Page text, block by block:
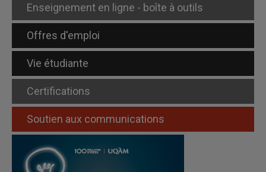
Enseignement en ligne - boîte à outils
Offres d'emploi
Vie étudiante
Certifications
Soutien aux communications